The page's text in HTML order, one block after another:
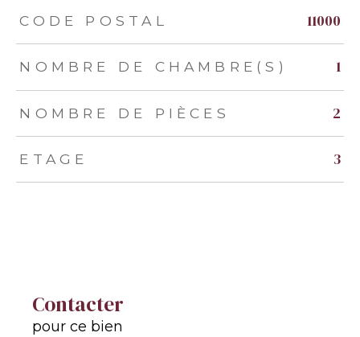
TRAD_ZEPHYR_Caracteristique TRAD_ZEPHYR_Valeurs
CODE POSTAL 11000
NOMBRE DE CHAMBRE(S) 1
NOMBRE DE PIÈCES 2
ETAGE 3
Contacter
pour ce bien